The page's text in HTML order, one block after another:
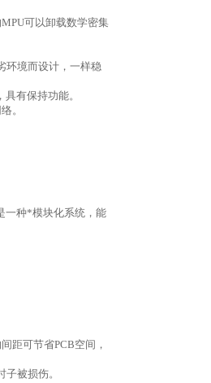
MPU可以卸载数学密集
环境而设计，一样稳
有保持功能。
。
一种*模块化系统，能
距可节省PCB空间，
被损伤。